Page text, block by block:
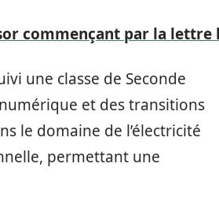
commençant par la lettre l
une classe de Seconde
et des transitions
le domaine de l’électricité
permettant une